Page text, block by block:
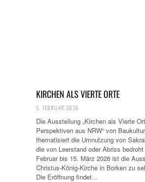
KIRCHEN ALS VIERTE ORTE
5. FEBRUAR 2026
Die Ausstellung „Kirchen als Vierte
Perspektiven aus NRW“ von
thematisiert die Umnutzung von
die von Leerstand oder Abriss
Februar bis 15. März 2026 ist die
Christus-König-Kirche in Borken zu
Die Eröffnung findet…